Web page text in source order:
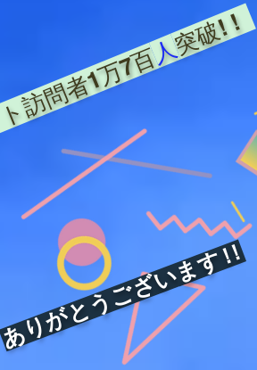
問者1万7百人突破! !
ありがとうございます ! !